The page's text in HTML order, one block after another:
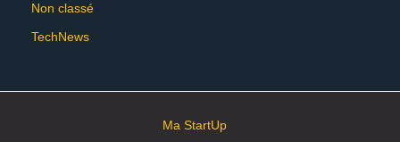
Non classé
TechNews
Ma StartUp